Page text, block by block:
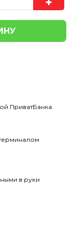
ПриватБанка
в руки